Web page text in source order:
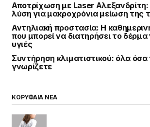
Αποτρίχωση με Laser
λύση για μακροχρόνια μείωση της
Αντηλιακή προστασία: Η
που μπορεί να διατηρήσει το δέρμα
υγιές
Συντήρηση κλιματιστικού: όλα όσα
γνωρίζετε
ΚΟΡΥΦΑΙΑ ΝΕΑ